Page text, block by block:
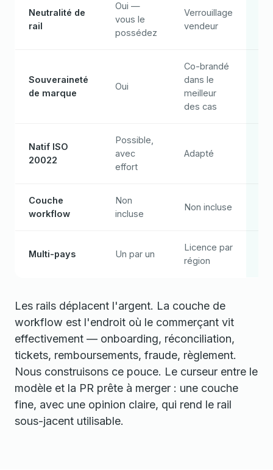
Neutralité de
rail
Oui —
vous le
possédez
Verrouillage
vendeur
Souveraineté
de marque
Oui
Co-brandé
dans le
meilleur
des cas
Natif ISO
20022
Possible,
avec
effort
Adapté
Couche
workflow
Non
incluse
Non incluse
Multi-pays Un par un
Licence par
région
Les rails déplacent l'argent. La couche de
workflow est l'endroit où le commerçant vit
effectivement — onboarding, réconciliation,
tickets, remboursements, fraude, règlement.
Nous construisons ce pouce. Le curseur entre le
modèle et la PR prête à merger : une couche
fine, avec une opinion claire, qui rend le rail
sous-jacent utilisable.